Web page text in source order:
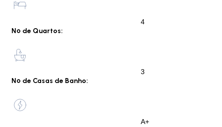
Nº de Quartos:
4
Nº de Casas de Banho:
3
A+